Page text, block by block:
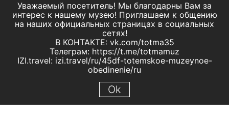
Уважаемый посетитель! Мы благодарны Вам за
интерес к нашему музею! Приглашаем к общению
на наших официальных страницах в социальных
сетях!
В КОНТАКТЕ: vk.com/totma35
Телеграм: https://t.me/totmamuz
IZI.travel: izi.travel/ru/45df-totemskoe-muzeynoe-
obedinenie/ru
Ok